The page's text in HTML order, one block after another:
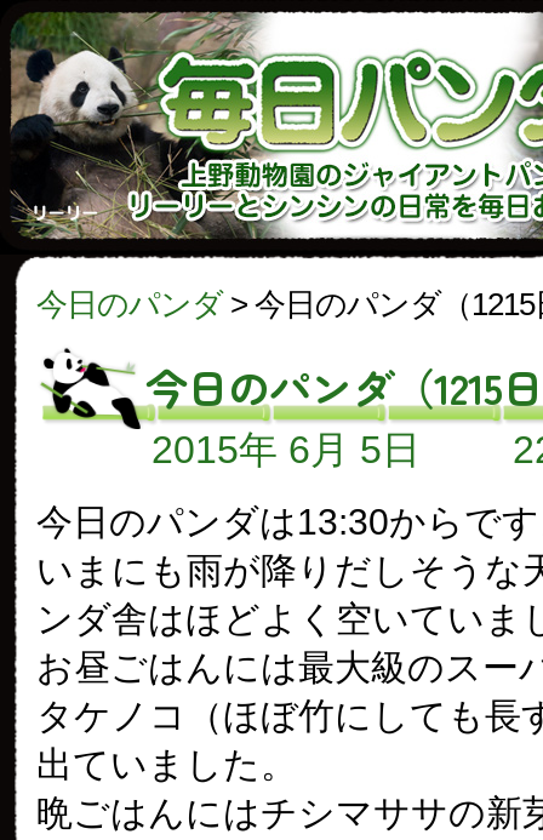
今日のパンダ> 今日のパンダ（1215
今日のパンダ（1215
2015年 6月 5日
今日のパンダは13:30からで
いまにも雨が降りだしそうな
ンダ舎はほどよく空いていま
お昼ごはんには最大級のスー
タケノコ（ほぼ竹にしても長
出ていました。
晩ごはんにはチシマササの新